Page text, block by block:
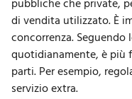
pubbliche che private,
di vendita utilizzato. È
concorrenza.
quotidianamente, è più
parti. Per esempio,
servizio extra.